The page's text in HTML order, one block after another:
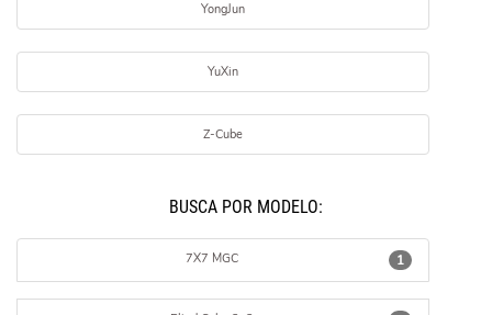
YongJun
YuXin
Z-Cube
BUSCÁ POR MODELO:
1
7X7 MGC